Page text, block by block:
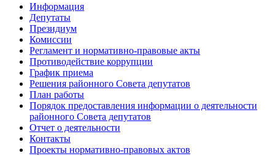
Информация
Депутаты
Президиум
Комиссии
Регламент и нормативно-правовые акты
Противодействие коррупции
График приема
Решения районного Совета депутатов
План работы
Порядок предоставления информации о деятельности
районного Совета депутатов
Отчет о деятельности
Контакты
Проекты нормативно-правовых актов